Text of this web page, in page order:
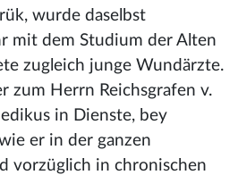
wurde daselbst
mit dem Studium der Alten
zugleich junge Wundärzte.
zum Herrn Reichsgrafen v.
in Dienste, bey
er in der ganzen
vorzüglich in chronischen